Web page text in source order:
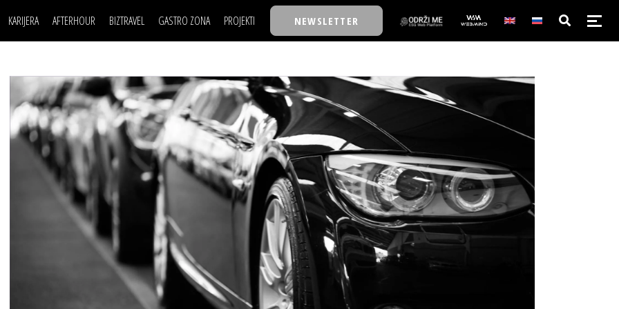
KARIJERA
LJUDI (HR)
MOJ UGAO
USAVRŠAVANJE
KNOW-HOW
AFTERHOUR
KNJIGE
AUTO SVET
STIL
WELLBEING
BIZTRAVEL GASTRO ZONA PROJEKTI
TASTY TALKS
30 ISPOD 30
BACK TO OFFICE/SCHOOL
BIZBENDOVI
BIZKOLEGIJUM
BMW BIZNIS LIGA
IZJAVA GODINE
NEWSLETTER
POSAO
MOJ UGAO
USAVRŠAVANJE
KNOW-HOW
FILM I SCENA
AUTO SVET
STIL
WELLBEING
NAJKOLEGA
30 ISPOD 30
BACK TO OFFICE/SCHOOL
BIZBENDOVI
BIZKOLEGIJUM
BMW BIZNIS LIGA
BIZLIFE WEEK